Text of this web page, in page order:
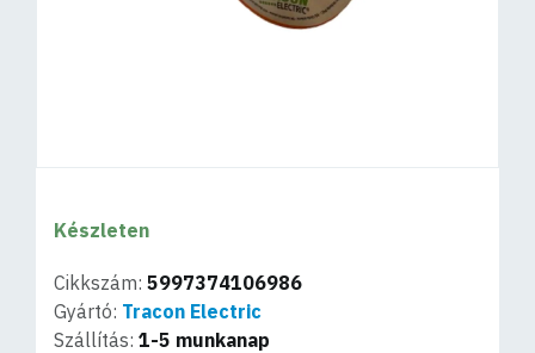
Készleten
Cikkszám: 5997374106986
Gyártó: Tracon Electric
Szállítás: 1-5 munkanap